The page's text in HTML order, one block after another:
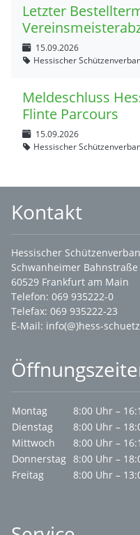
Letzter
15.09.2026
Hessischer
Meldeschluss
Flinte Parcours
15.09.2026
Hessischer
Kontakt
Hessischer
Schwanheimer Bahnstraße
60529 Frankfurt am Main
Telefon: 069 935222-0
Telefax: 069 935222-23
E-Mail: info(@)hess-
Montag
8:00 Uhr –
Dienstag
8:00 Uhr –
Mittwoch
8:00 Uhr –
Donnerstag 8:00 Uhr –
Freitag
8:00 Uhr –